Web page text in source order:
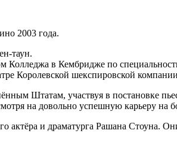
2003 года.
таун.
в Кембридже по
Королевской шекспировской
Штатам, участвуя в постановке
на довольно успешную карьеру на
актёра и драматурга Рашана Стоуна.